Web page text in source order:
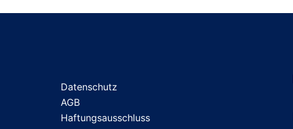
Datenschutz
AGB
Haftungsausschluss